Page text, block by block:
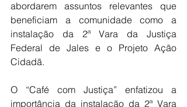
abordarem assuntos relevantes que
beneficiam a comunidade como a
instalação da 2ª Vara da Justiça
Federal de Jales e o Projeto Ação
Cidadã.
O “Café com Justiça” enfatizou a
importância da instalação da 2ª Vara